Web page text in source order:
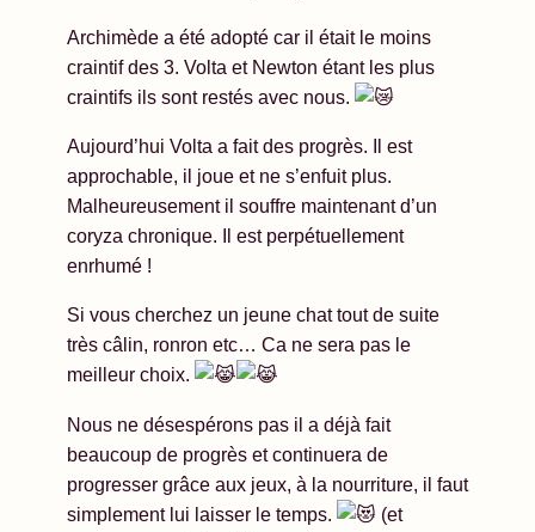
Archimède a été adopté car il était le moins
craintif des 3. Volta et Newton étant les plus
craintifs ils sont restés avec nous.
Aujourd’hui Volta a fait des progrès. Il est
approchable, il joue et ne s’enfuit plus.
Malheureusement il souffre maintenant d’un
coryza chronique. Il est perpétuellement
enrhumé !
Si vous cherchez un jeune chat tout de suite
très câlin, ronron etc… Ca ne sera pas le
meilleur choix.
Nous ne désespérons pas il a déjà fait
beaucoup de progrès et continuera de
progresser grâce aux jeux, à la nourriture, il faut
simplement lui laisser le temps.
(et